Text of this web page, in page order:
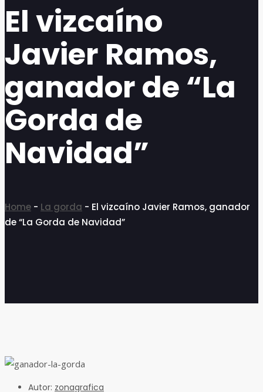
El vizcaíno
Javier Ramos,
ganador de “La
Gorda de
Navidad”
Home - La gorda - El vizcaíno Javier Ramos, ganador
de “La Gorda de Navidad”
Autor: zonagrafica